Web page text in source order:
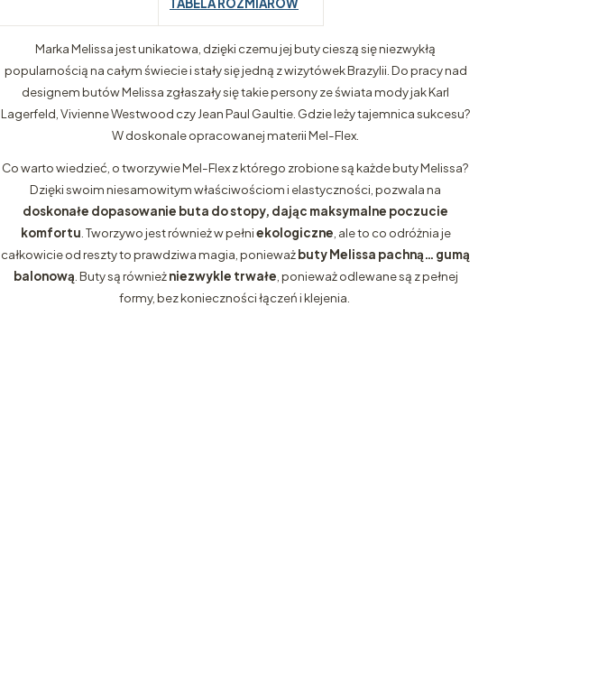
TABELA ROZMIARÓW
Marka Melissa jest unikatowa, dzięki czemu jej buty cieszą się niezwykłą
popularnością na całym świecie i stały się jedną z wizytówek Brazylii. Do pracy nad
designem butów Melissa zgłaszały się takie persony ze świata mody jak Karl
Lagerfeld, Vivienne Westwood czy Jean Paul Gaultie. Gdzie leży tajemnica sukcesu?
W doskonale opracowanej materii Mel-Flex.
Co warto wiedzieć, o tworzywie Mel-Flex z którego zrobione są każde buty Melissa?
Dzięki swoim niesamowitym właściwościom i elastyczności, pozwala na
doskonałe dopasowanie buta do stopy, dając maksymalne poczucie
komfortu . Tworzywo jest również w pełniekologiczne , ale to co odróżnia je
całkowicie od reszty to prawdziwa magia, ponieważbuty Melissa pachną… gumą
balonową . Buty są równieżniezwykle trwałe , ponieważ odlewane są z pełnej
formy, bez konieczności łączeń i klejenia.